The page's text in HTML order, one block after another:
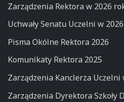
Zarządzenia Rektora w 2026
Uchwały Senatu Uczelni w
Pisma Okólne Rektora 2026
Komunikaty Rektora 2025
Zarządzenia Kanclerza Uczelni
Zarządzenia Dyrektora Szkoły